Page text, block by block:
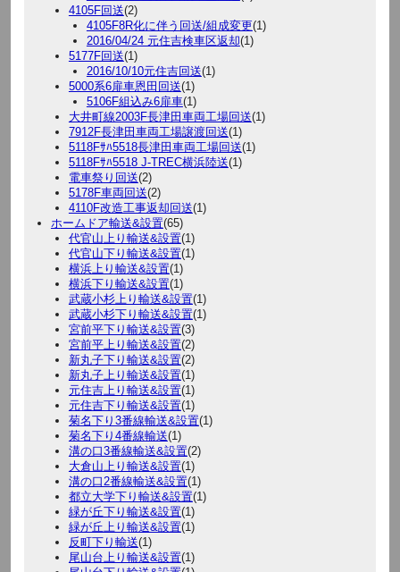
4105F回送(2)
4105F8R化に伴う回送/組成変更(1)
2016/04/24 元住吉検車区返却(1)
5177F回送(1)
2016/10/10元住吉回送(1)
5000系6扉車恩田回送(1)
5106F組込み6扉車(1)
大井町線2003F長津田車両工場回送(1)
7912F長津田車両工場譲渡回送(1)
5118Fｻﾊ5518長津田車両工場回送(1)
5118Fｻﾊ5518 J-TREC横浜陸送(1)
電車祭り回送(2)
5178F車両回送(2)
4110F改造工事返却回送(1)
ホームドア輸送&設置(65)
代官山上り輸送&設置(1)
代官山下り輸送&設置(1)
横浜上り輸送&設置(1)
横浜下り輸送&設置(1)
武蔵小杉上り輸送&設置(1)
武蔵小杉下り輸送&設置(1)
宮前平下り輸送&設置(3)
宮前平上り輸送&設置(2)
新丸子下り輸送&設置(2)
新丸子上り輸送&設置(1)
元住吉上り輸送&設置(1)
元住吉下り輸送&設置(1)
菊名下り3番線輸送&設置(1)
菊名下り4番線輸送(1)
溝の口3番線輸送&設置(2)
大倉山上り輸送&設置(1)
溝の口2番線輸送&設置(1)
都立大学下り輸送&設置(1)
緑が丘下り輸送&設置(1)
緑が丘上り輸送&設置(1)
反町下り輸送(1)
尾山台上り輸送&設置(1)